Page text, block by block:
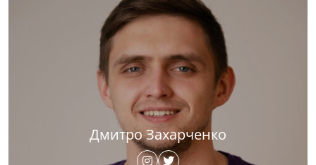
Дмитро Захарченко